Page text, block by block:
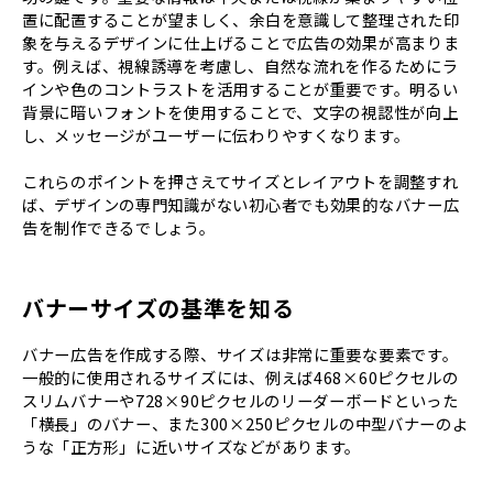
置に配置することが望ましく、余白を意識して整理された印
象を与えるデザインに仕上げることで広告の効果が高まりま
す。例えば、視線誘導を考慮し、自然な流れを作るためにラ
インや色のコントラストを活用することが重要です。明るい
背景に暗いフォントを使用することで、文字の視認性が向上
し、メッセージがユーザーに伝わりやすくなります。
これらのポイントを押さえてサイズとレイアウトを調整すれ
ば、デザインの専門知識がない初心者でも効果的なバナー広
告を制作できるでしょう。
バナーサイズの基準を知る
バナー広告を作成する際、サイズは非常に重要な要素です。
一般的に使用されるサイズには、例えば468×60ピクセルの
スリムバナーや728×90ピクセルのリーダーボードといった
「横長」のバナー、また300×250ピクセルの中型バナーのよ
うな「正方形」に近いサイズなどがあります。